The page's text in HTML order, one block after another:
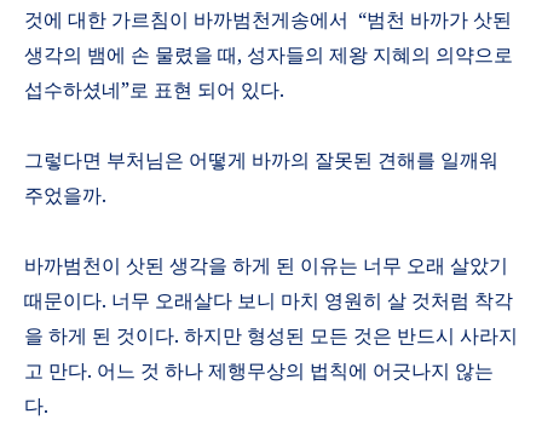
것에 대한 가르침이 바까범천게송에서 “범천 바까가 삿된
생각의 뱀에 손 물렸을 때, 성자들의 제왕 지혜의 의약으로
섭수하셨네”로 표현 되어 있다.
그렇다면 부처님은 어떻게 바까의 잘못된 견해를 일깨워
주었을까.
바까범천이 삿된 생각을 하게 된 이유는 너무 오래 살았기
때문이다. 너무 오래살다 보니 마치 영원히 살 것처럼 착각
을 하게 된 것이다. 하지만 형성된 모든 것은 반드시 사라지
고 만다. 어느 것 하나 제행무상의 법칙에 어긋나지 않는
다.